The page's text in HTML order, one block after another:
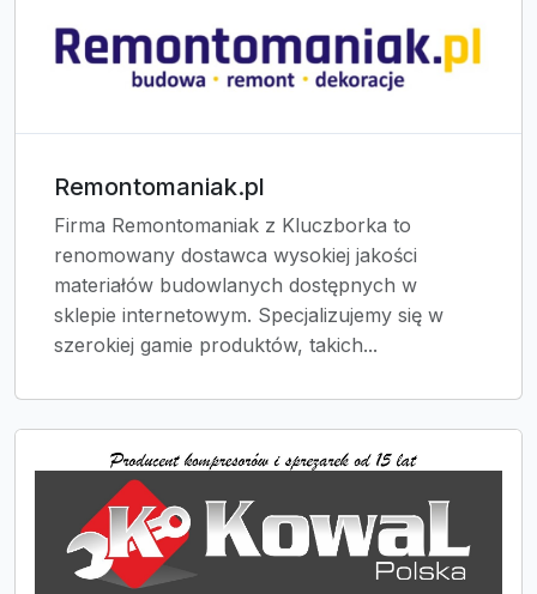
Remontomaniak.pl
Firma Remontomaniak z Kluczborka to
renomowany dostawca wysokiej jakości
materiałów budowlanych dostępnych w
sklepie internetowym. Specjalizujemy się w
szerokiej gamie produktów, takich...